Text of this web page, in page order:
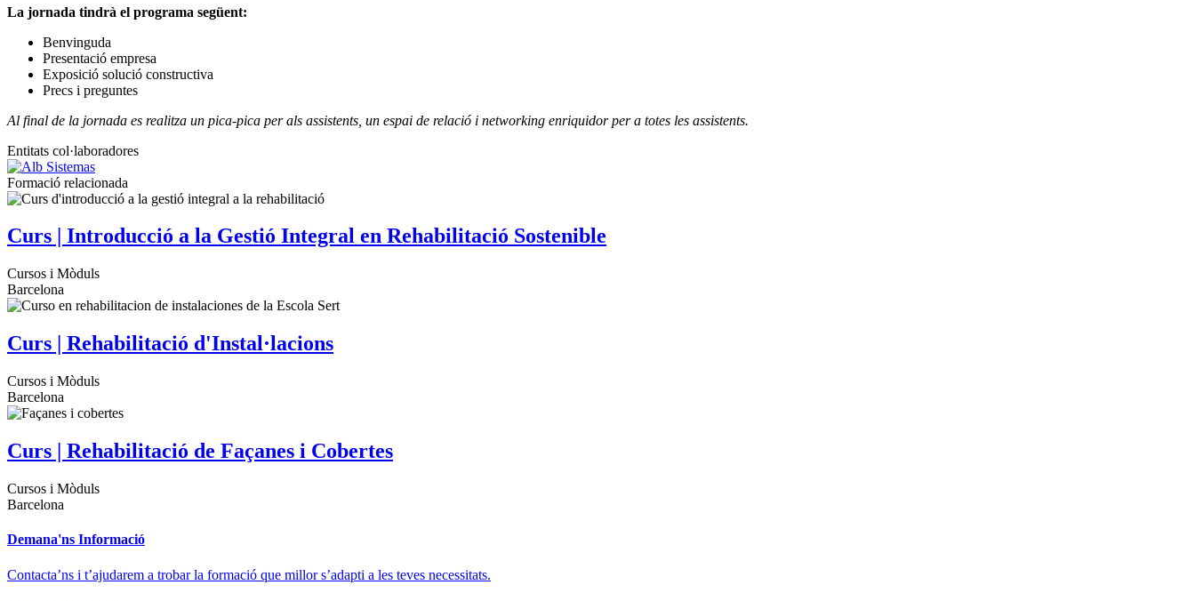
La jornada tindrà el programa següent:
Benvinguda
Presentació empresa
Exposició solució constructiva
Precs i preguntes
Al final de la jornada es realitza un pica-pica per als assistents, un espai de relació i networking enriquidor per a totes les assistents.
Entitats col·laboradores
Formació relacionada
Curs | Introducció a la Gestió Integral en Rehabilitació Sostenible
Cursos i Mòduls
Barcelona
Curs | Rehabilitació d'Instal·lacions
Cursos i Mòduls
Barcelona
Curs | Rehabilitació de Façanes i Cobertes
Cursos i Mòduls
Barcelona
Demana'ns Informació
Contacta’ns i t’ajudarem a trobar la formació que millor s’adapti a les teves necessitats.